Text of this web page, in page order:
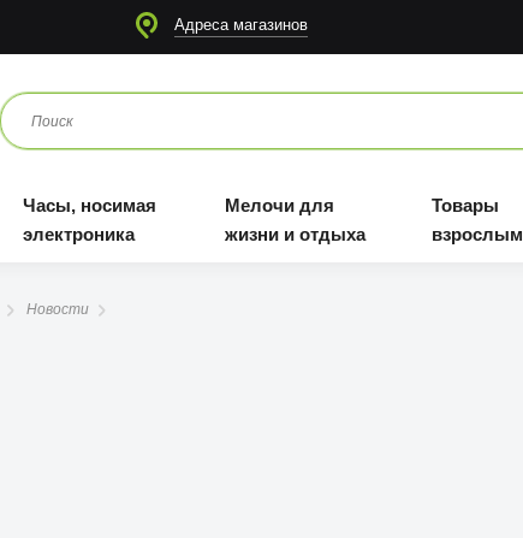
Адреса магазинов
Часы, носимая
электроника
Мелочи для
жизни и отдыха
Товары
взрослым
Новости